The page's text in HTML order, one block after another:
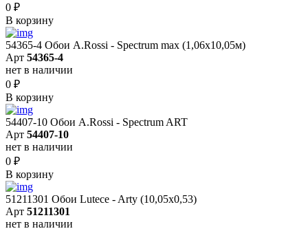
0 ₽
В корзину
54365-4 Обои A.Rossi - Spectrum max (1,06x10,05м)
Арт 54365-4
нет в наличии
0 ₽
В корзину
54407-10 Обои A.Rossi - Spectrum ART
Арт 54407-10
нет в наличии
0 ₽
В корзину
51211301 Обои Lutece - Arty (10,05x0,53)
Арт 51211301
нет в наличии